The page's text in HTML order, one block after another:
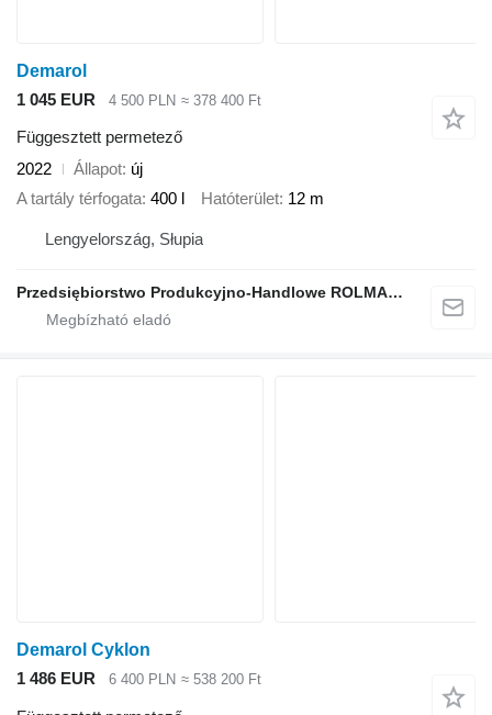
Demarol
1 045 EUR
4 500 PLN ≈ 378 400 Ft
Függesztett permetező
2022
Állapot új
A tartály térfogata 400 l Hatóterület 12 m
Lengyelország, Słupia
Przedsiębiorstwo Produkcyjno-Handlowe ROLMAPOL Marcin Dziekan
Demarol Cyklon
1 486 EUR
6 400 PLN ≈ 538 200 Ft